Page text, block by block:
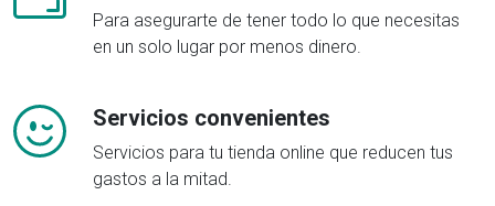
Para asegurarte de tener todo lo que necesitas
en un solo lugar por menos dinero.
Servicios convenientes
Servicios para tu tienda online que reducen tus
gastos a la mitad.